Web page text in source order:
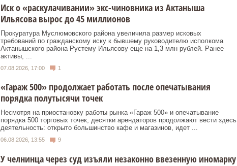
Иск о «раскулачивании» экс-чиновника из Актаныша
Ильясова вырос до 45 миллионов
Прокуратура Муслюмовского района увеличила размер исковых
требований по гражданскому иску к бывшему руководителю исполкома
Актанышского района Рустему Ильясову еще на 1,3 млн рублей. Ранее
активы, ...
07.08.2026, 17:00 1
«Гараж 500» продолжает работать после опечатывания
порядка полутысячи точек
Несмотря на приостановку работы рынка «Гараж 500» и опечатывание
порядка 500 торговых точек, десятки арендаторов продолжают вести здесь
деятельность: открыто большинство кафе и магазинов, идет ...
06.08.2026, 13:55 9
У челнинца через суд изъяли незаконно ввезенную иномарку